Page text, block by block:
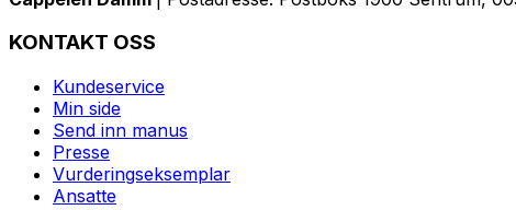
KONTAKT OSS
Kundeservice
Min side
Send inn manus
Presse
Vurderingseksemplar
Ansatte